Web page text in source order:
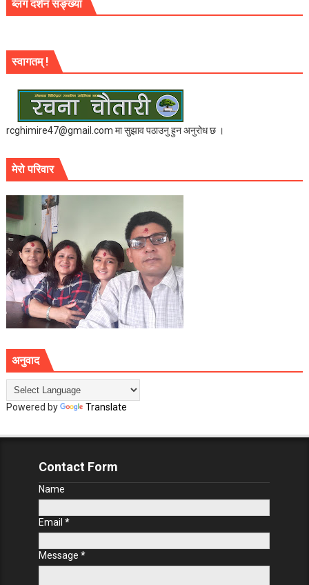
ब्लग दर्शन सङ्ख्या
स्वागतम् !
rcghimire47@gmail.com मा सुझाव पठाउनु हुन अनुरोध छ ।
मेरो परिवार
अनुवाद
Powered by Translate
Contact Form
Name
Email*
Message*